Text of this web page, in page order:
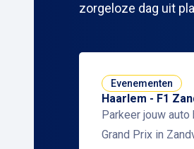
zorgeloze dag uit
Evenementen
Haarlem - F1
Parkeer jouw auto
Grand Prix in